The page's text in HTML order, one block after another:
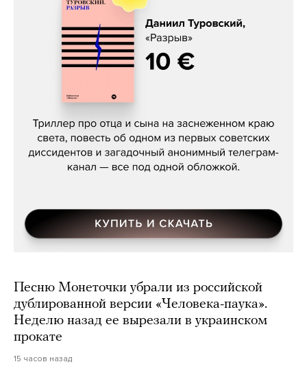
Даниил Туровский, «Разрыв»
Песню Монеточки убрали из российской
дублированной версии «Человека-паука».
Неделю назад ее вырезали в украинском
прокате
15 часов назад